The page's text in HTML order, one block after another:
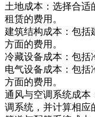
土地成本：选择合适
租赁的费用。
建筑结构成本：包括
方面的费用。
冷藏设备成本：包括
电气设备成本：包括
方面的费用。
通风与空调系统成本
调系统，并计算相应